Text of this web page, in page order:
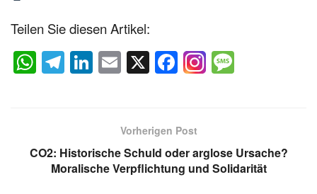
Teilen Sie diesen Artikel:
W
h
A
T
el
a
m
Li
n
dI
n
E
m
X F
a
e
b
o
g
e
Vorherigen Post
CO2: Historische Schuld oder arglose Ursache?
Moralische Verpflichtung und Solidarität